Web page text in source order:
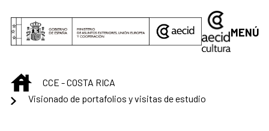
MENÚ
INICIO
CCE - COSTA RICA
Visionado de portafolios y visitas de estudio